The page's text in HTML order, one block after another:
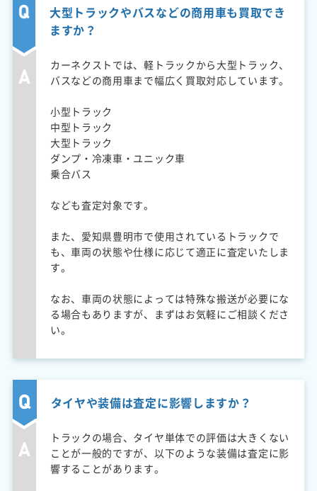
大型トラックやバスなどの商用車も買取でき
ますか？
カーネクストでは、軽トラックから大型トラック、
バスなどの商用車まで幅広く買取対応しています。
小型トラック
中型トラック
大型トラック
ダンプ・冷凍車・ユニック車
乗合バス
なども査定対象です。
また、愛知県豊明市で使用されているトラックで
も、車両の状態や仕様に応じて適正に査定いたしま
す。
なお、車両の状態によっては特殊な搬送が必要にな
る場合もありますが、まずはお気軽にご相談くださ
い。
タイヤや装備は査定に影響しますか？
トラックの場合、タイヤ単体での評価は大きくない
ことが一般的ですが、以下のような装備は査定に影
響することがあります。